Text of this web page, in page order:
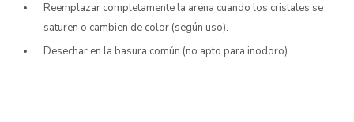
Reemplazar completamente la arena cuando los cristales se
saturen o cambien de color (según uso).
Desechar en la basura común (no apto para inodoro).